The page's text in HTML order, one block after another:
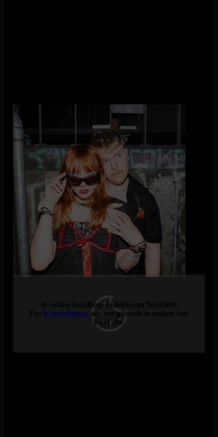
KUZKO (21.00)
Sinds hun EP ‘Milkshakes & Heartbreaks’ uit 2022 heeft
KUZKO The High School Grounds ingeruild voor het
zweterige nachtleven, waar ze antwoorden hopen te vinden op
hun levensvragen als Mid 20’s gefaalde supersterren.
Ze spreken een generatie aan die hyperpop ziet als meer dan
alleen muziek; het is een esthetiek, een uitlaatklep en een
beweging.
Hun fanbase omarmt Chaotische pop met een futuristisch
randje, spontaan en ongepolijst, met een DIY-geest die alles
samenbrengt. En hun muziek is de perfecte soundtrack voor
een (pech-)generatie die zichzelf in geen enkel hokje laat
Je cookie instellingen blokkeren YouTube.
je instellingen aan om gebruik te maken van
YouTube.